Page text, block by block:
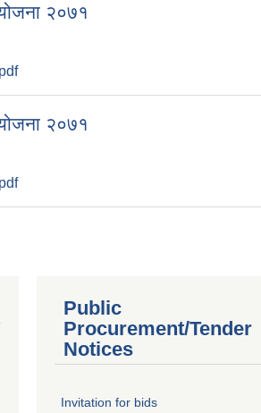
२०७१
२०७१
Public
Procurement/Tender
Notices
Invitation for bids